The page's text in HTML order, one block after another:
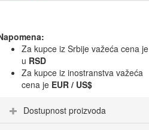
Za kupce iz Srbije važeća cena je
u RSD
Za kupce iz inostranstva važeća
cena je EUR / US$
Dostupnost proizvoda